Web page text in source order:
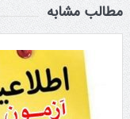
مطالب مشابه